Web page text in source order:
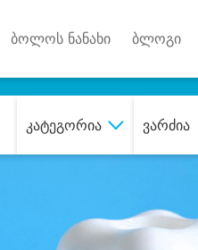
ბოლოს ნანახი ბლოგი
კატეგორია ვარძია